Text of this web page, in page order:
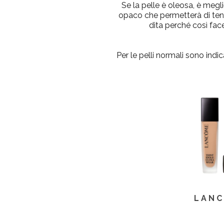
Se la pelle è oleosa, è
opaco che permetterà di
dita perché così
Per le pelli normali sono